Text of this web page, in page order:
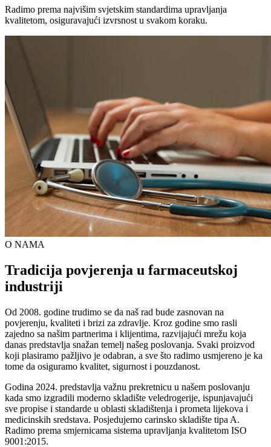
Radimo prema najvišim svjetskim standardima upravljanja
kvalitetom, osiguravajući izvrsnost u svakom koraku.
O NAMA
Tradicija povjerenja u farmaceutskoj
industriji
Od 2008. godine trudimo se da naš rad bude zasnovan na
povjerenju, kvaliteti i brizi za zdravlje. Kroz godine smo rasli
zajedno sa našim partnerima i klijentima, razvijajući mrežu koja
danas predstavlja snažan temelj našeg poslovanja. Svaki proizvod
koji plasiramo pažljivo je odabran, a sve što radimo usmjereno je ka
tome da osiguramo kvalitet, sigurnost i pouzdanost.
Godina 2024. predstavlja važnu prekretnicu u našem poslovanju
kada smo izgradili moderno skladište veledrogerije, ispunjavajući
sve propise i standarde u oblasti skladištenja i prometa lijekova i
medicinskih sredstava. Posjedujemo carinsko skladište tipa A.
Radimo prema smjernicama sistema upravljanja kvalitetom ISO
9001:2015.